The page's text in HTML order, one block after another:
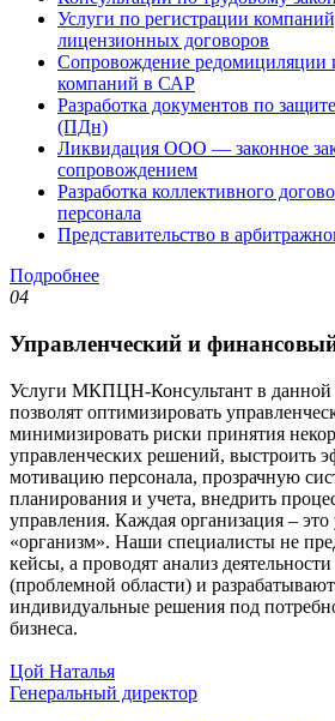
Услуги по регистрации
лицензионных договоров
Сопровождение редомициляции
компаний в САР
Разработка документов по
(ПДн)
Ликвидация ООО — законное
сопровождением
Разработка коллективного
персонала
Представительство в
Подробнее
04
Управленческий и
Услуги МКПЦН-Консультант в данной
позволят оптимизировать
минимизировать риски принятия
управленческих решений, выстроить
мотивацию персонала, прозрачную
планирования и учета, внедрить
управления. Каждая организация –
«организм». Наши специалисты не
кейсы, а проводят анализ
(проблемной области) и
индивидуальные решения под
бизнеса.
Цой Наталья
Генеральный директор